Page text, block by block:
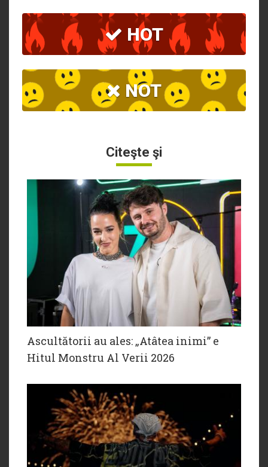
HOT
NOT
Citeşte şi
Ascultătorii au ales: „Atâtea inimi” e
Hitul Monstru Al Verii 2026